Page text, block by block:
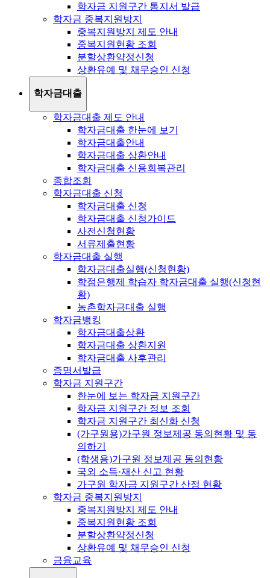
학자금 지원구간 통지서 발급
학자금 중복지원방지
중복지원방지 제도 안내
중복지원현황 조회
분할상환약정신청
상환유예 및 채무승인 신청
학자금대출
학자금대출 제도 안내
학자금대출 한눈에 보기
학자금대출안내
학자금대출 상환안내
학자금대출 신용회복관리
종합조회
학자금대출 신청
학자금대출 신청
학자금대출 신청가이드
사전신청현황
서류제출현황
학자금대출 실행
학자금대출실행(신청현황)
학점은행제 학습자 학자금대출 실행(신청현
황)
농촌학자금대출 실행
학자금뱅킹
학자금대출상환
학자금대출 상환지원
학자금대출 사후관리
증명서발급
학자금 지원구간
한눈에 보는 학자금 지원구간
학자금 지원구간 정보 조회
학자금 지원구간 최신화 신청
(가구원용)가구원 정보제공 동의현황 및 동
의하기
(학생용)가구원 정보제공 동의현황
국외 소득·재산 신고 현황
가구원 학자금 지원구간 산정 현황
학자금 중복지원방지
중복지원방지 제도 안내
중복지원현황 조회
분할상환약정신청
상환유예 및 채무승인 신청
금융교육